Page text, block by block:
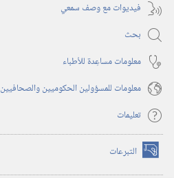
فيديوات مع وصف سمعي
بحث
معلومات مساعِدة للأطباء
معلومات للمسؤولين الحكوميين والصحافيين
تعليمات
التبرعات (يفتح
نافذة